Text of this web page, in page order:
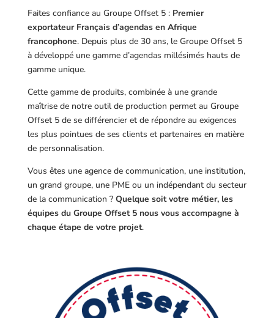
Faites confiance au Groupe Offset 5 : Premier
exportateur Français d’agendas en Afrique
francophone. Depuis plus de 30 ans, le Groupe Offset 5
à développé une gamme d’agendas millésimés hauts de
gamme unique.
Cette gamme de produits, combinée à une grande
maîtrise de notre outil de production permet au Groupe
Offset 5 de se différencier et de répondre au exigences
les plus pointues de ses clients et partenaires en matière
de personnalisation.
Vous êtes une agence de communication, une institution,
un grand groupe, une PME ou un indépendant du secteur
de la communication ? Quelque soit votre métier, les
équipes du Groupe Offset 5 nous vous accompagne à
chaque étape de votre projet.